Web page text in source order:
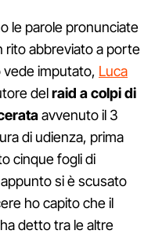
le parole pronunciate
rito abbreviato a porte
vede imputato, Luca
delraid a colpi di
avvenuto il 3
di udienza, prima
cinque fogli di
si è scusato
ho capito che il
detto tra le altre